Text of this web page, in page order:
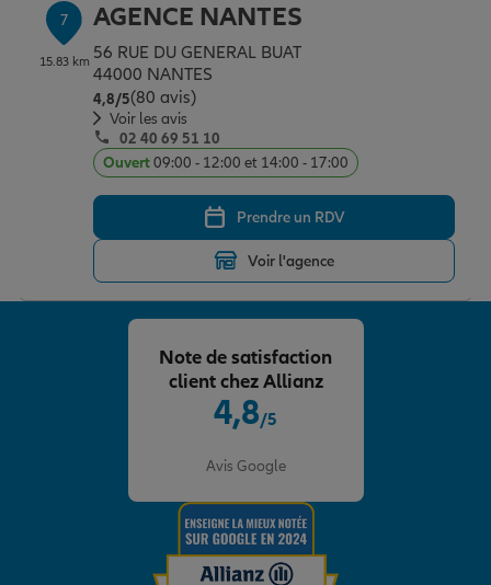
7
15.83 km
AGENCE NANTES
56 RUE DU GENERAL BUAT
44000 NANTES
4,8/5Note de 4.8 sur 5
(80 avis)
Voir les avis
02 40 69 51 10
Ouvert09:00 - 12:00 et 14:00 - 17:00
Prendre un RDV
Voir l'agence
4,8/5
Avis Google
Note de satisfaction
client chez Allianz